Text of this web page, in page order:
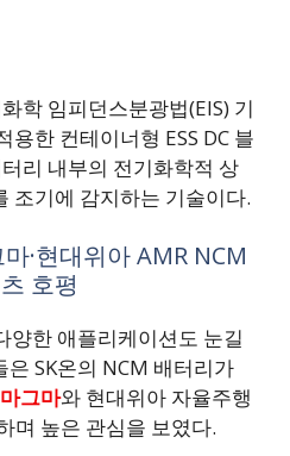
학 임피던스분광법(EIS) 기
용한 컨테이너형 ESS DC 블
리 내부의 전기화학적 상
조기에 감지하는 기술이다.
·현대위아 AMR NCM
호평
양한 애플리케이션도 눈길
SK온의 NCM 배터리가
그마와 현대위아 자율주행
며 높은 관심을 보였다.